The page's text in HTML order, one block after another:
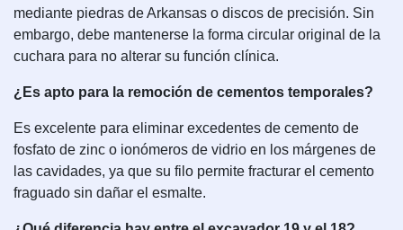
mediante piedras de Arkansas o discos de precisión. Sin
embargo, debe mantenerse la forma circular original de la
cuchara para no alterar su función clínica.
¿Es apto para la remoción de cementos temporales?
Es excelente para eliminar excedentes de cemento de
fosfato de zinc o ionómeros de vidrio en los márgenes de
las cavidades, ya que su filo permite fracturar el cemento
fraguado sin dañar el esmalte.